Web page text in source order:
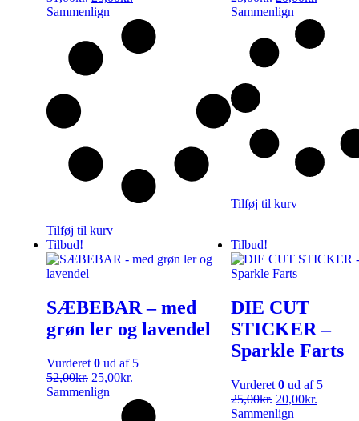
Sammenlign
Tilføj til kurv
Sammenlign
Tilføj til kurv
Tilbud!
SÆBEBAR – med
grøn ler og lavendel
Vurderet 0 ud af 5
52,00kr. 25,00kr.
Sammenlign
Tilbud!
DIE CUT
STICKER –
Sparkle Farts
Vurderet 0 ud af 5
25,00kr. 20,00kr.
Sammenlign